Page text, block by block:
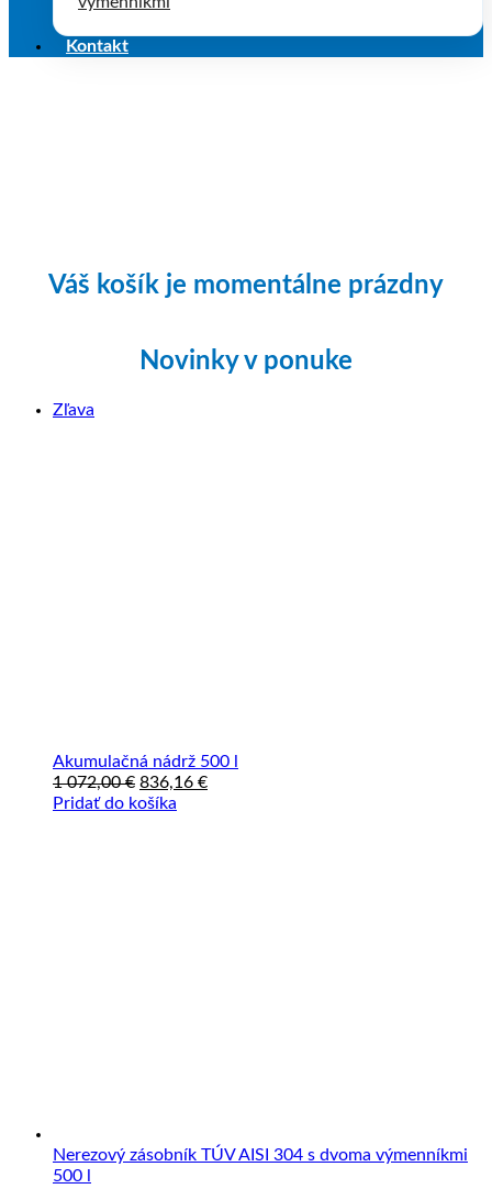
Kontakt
Váš košík je momentálne prázdny
Novinky v ponuke
Zľava
Akumulačná nádrž 500 l
1 072,00€ Pôvodná
cena
836,16 €Aktuálna
Pridať do košíka
Nerezový zásobník TÚV AISI 304 s dvoma výmenníkmi
500 l